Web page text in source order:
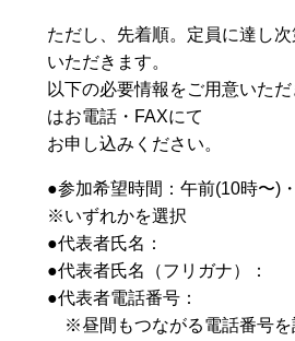
ただし、先着順。定員に達し
いただきます。
以下の必要情報をご用意いただ
はお電話・FAXにて
お申し込みください。
●参加希望時間：午前(10時
※いずれかを選択
●代表者氏名：
●代表者氏名（フリガナ）：
●代表者電話番号：
※昼間もつながる電話番号を